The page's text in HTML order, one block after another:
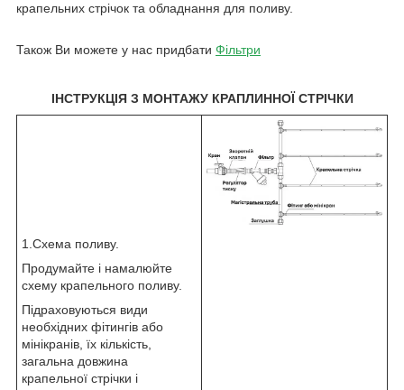
крапельних стрічок та обладнання для поливу.
Також Ви можете у нас придбати Фільтри
ІНСТРУКЦІЯ З МОНТАЖУ КРАПЛИННОЇ СТРІЧКИ
1.Схема поливу.
Продумайте і намалюйте
схему крапельного поливу.
Підраховуються види
необхідних фітингів або
мінікранів, їх кількість,
загальна довжина
крапельної стрічки і